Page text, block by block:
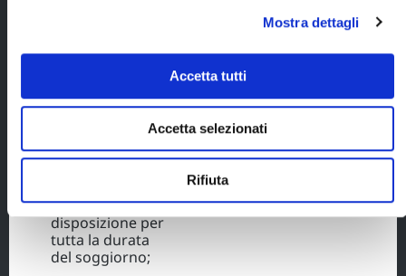
Mostra dettagli
Accetta tutti
Accetta selezionati
Rifiuta
incluso pranzo
trasferimenti
da/per l'albergo);
escursione husky
safari insieme ad
altri viaggiatori
internazionali
con guide locali
parlanti inglese
(durata 3 ore
circa, 2
persone/slitta);
termico a
disposizione per
tutta la durata
del soggiorno;